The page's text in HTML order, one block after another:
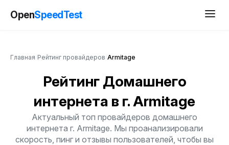
OpenSpeedTest
Главная Рейтинг провайдеров Armitage
Рейтинг Домашнего
интернета в г. Armitage
Актуальный топ провайдеров домашнего
интернета г. Armitage. Мы проанализировали
скорость, пинг и отзывы пользователей, чтобы вы